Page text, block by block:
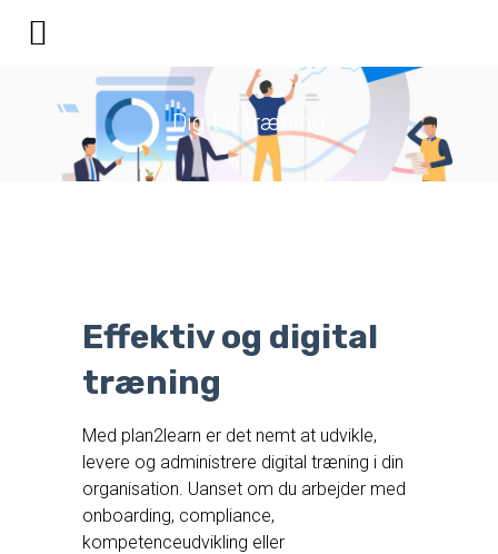
Digital træning
Effektiv og digital
træning
Med plan2learn er det nemt at udvikle,
levere og administrere digital træning i din
organisation. Uanset om du arbejder med
onboarding, compliance,
kompetenceudvikling eller